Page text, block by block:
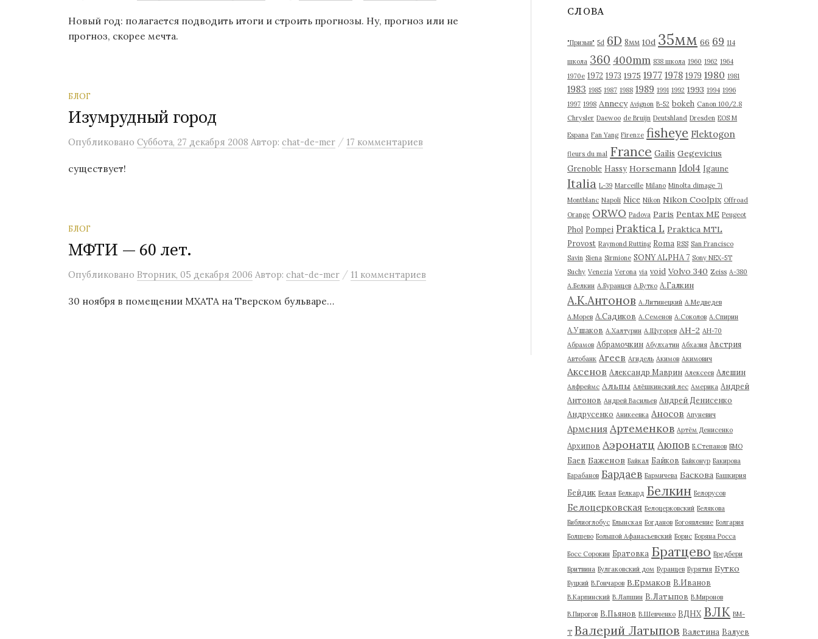
Новый год: полагается подводить итоги и строить прогнозы. Ну, прогноз или не
прогноз, скорее мечта.
БЛОГ
Изумрудный город
Опубликовано Суббота, 27 декабря 2008 Автор: chat-de-mer / 17 комментариев
существует!
БЛОГ
МФТИ — 60 лет.
Опубликовано Вторник, 05 декабря 2006 Автор: chat-de-mer / 11 комментариев
30 ноября в помещении МХАТА на Тверском бульваре…
в
СЛОВА
"Призыв" 5d 6D 8мм 10d 35мм 66 69 114
школа 360 400mm 838 школа 1960 1962 1964
1970е 1972 1973 1975 1977 1978 1979 1980 1981
1983 1985 1987 1988 1989 1991 1992 1993 1994 1996
1997 1998 Annecy Avignon B-52 bokeh Canon 100/2.8
Chrysler Daewoo de Bruijn Deutshland Dresden EOS M
Espana Fan Yang Firenze fisheye Flektogon
fleurs du mal France Gailis Gegevicius
Grenoble Hassy Horsemann Idol4 Igaune
Italia L-39 Marceille Milano Minolta dimage 7i
Montblanc Napoli Nice Nikon Nikon Coolpix Offroad
Orange ORWO Padova Paris Pentax ME Peugeot
Phol Pompei Praktica L Praktica MTL
Provost Raymond Rutting Roma RSS San Francisco
Savin Siena Sirmione SONY ALPHA 7 Sony NEX-5T
Suchy Venezia Verona via void Volvo 340 Zeiss А-380
А.Белкин А.Буранцев А.Бутко А.Галкин
А.К.Антонов А.Литинецкий А.Медведев
А.Морев А.Садиков А.Семенов А.Соколов А.Спирин
А.Ушаков А.Халтурин А.Щугорев АН-2 АН-70
Абрамов Абрамочкин Абулхатин Абхазия Австрия
Автобанк Агеев Агидель Акимов Акимович
Аксенов Александр Маврин Алексеев Алешин
Алфреймс Альпы Алёшкинский лес Америка Андрей
Антонов Андрей Васильев Андрей Денисенко
Андрусенко Аникеевка Аносов Апуневич
Армения Артеменков Артём Денисенко
Архипов Аэронатц Аюпов Б.Степанов БМО
Баев Баженов Байкал Байков Байконур Бакирова
Барабанов Бардаев Бармичева Баскова Башкирия
Бейдик Белая Белкард Белкин Белорусов
Белоцерковская Белоцерковский Белякова
Библиоглобус Блынская Богданов Богоявление Болгария
Болшево Большой Афанасьевский Борис Боряна Росса
Босс Сорокин Братовка Братцево Бредбери
Бритвина Булгаковский дом Буранцев Бурятия Бутко
Буцкий В.Гончаров В.Ермаков В.Иванов
В.Карпинский В.Лапшин В.Латыпов В.Миронов
В.Пирогов В.Пьянов В.Шевченко ВДНХ ВЛК ВМ-
Т Валерий Латыпов Валетина Валуев